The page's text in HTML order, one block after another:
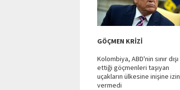
GÖÇMEN KRİZİ
Kolombiya, ABD'nin sınır dışı
ettiği göçmenleri taşıyan
uçakların ülkesine inişine izin
vermedi